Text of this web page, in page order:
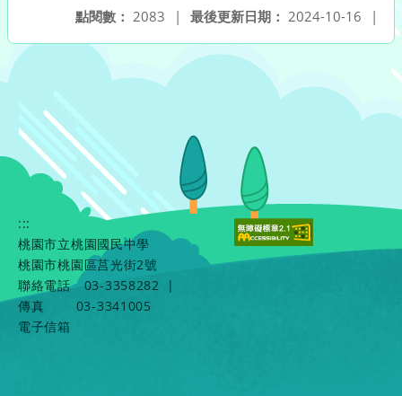
最後更新日期： 2024-10-16 |
點閱數： 2083 |
:::
桃園市立桃園國民中學
桃園市桃園區莒光街2號
聯絡電話
03-3358282
|
傳真
03-3341005
電子信箱